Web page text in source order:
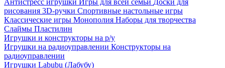
Антистресс игрушки Игры для всей семьи Доски для
рисования 3D-ручки Спортивные настольные игры
Классические игры Монополия Наборы для творчества
Слаймы Пластилин
Игрушки и конструкторы на р/у
Игрушки на радиоуправлении Конструкторы на
радиоуправлении
Игрушки Labubu (Лабубу)